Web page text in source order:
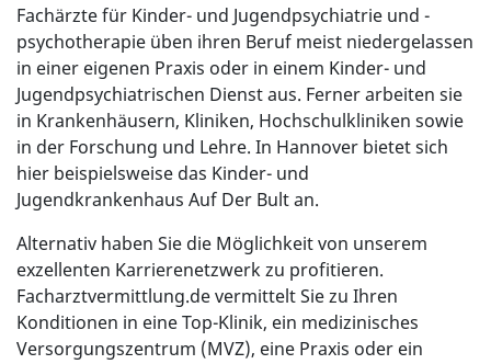
Fachärzte für Kinder- und Jugendpsychiatrie und -
psychotherapie üben ihren Beruf meist niedergelassen
in einer eigenen Praxis oder in einem Kinder- und
Jugendpsychiatrischen Dienst aus. Ferner arbeiten sie
in Krankenhäusern, Kliniken, Hochschulkliniken sowie
in der Forschung und Lehre. In Hannover bietet sich
hier beispielsweise das Kinder- und
Jugendkrankenhaus Auf Der Bult an.
Alternativ haben Sie die Möglichkeit von unserem
exzellenten Karrierenetzwerk zu profitieren.
Facharztvermittlung.de vermittelt Sie zu Ihren
Konditionen in eine Top-Klinik, ein medizinisches
Versorgungszentrum (MVZ), eine Praxis oder ein